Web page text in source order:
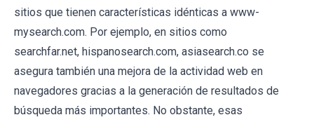
sitios que tienen características idénticas a www-
mysearch.com. Por ejemplo, en sitios como
searchfar.net, hispanosearch.com, asiasearch.co se
asegura también una mejora de la actividad web en
navegadores gracias a la generación de resultados de
búsqueda más importantes. No obstante, esas